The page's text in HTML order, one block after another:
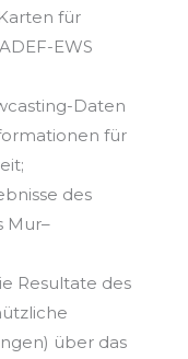
für
EWS
Daten
für
des
Mur–
Resultate des
über das